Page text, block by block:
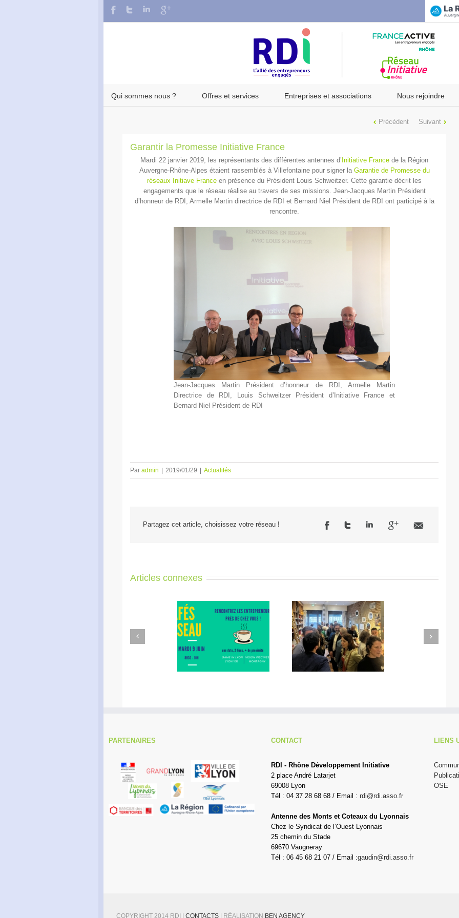
Qui sommes nous ? Offres et services Entreprises et associations Nous rejoindre
Précédent Suivant
Garantir la Promesse Initiative France
Mardi 22 janvier 2019, les représentants des différentes antennes d’ Initiative France de la Région
Auvergne-Rhône-Alpes étaient rassemblés à Villefontaine pour signer la Garantie de Promesse du
réseaux Initiave France en présence du Président Louis Schweitzer. Cette garantie décrit les
engagements que le réseau réalise au travers de ses missions. Jean-Jacques Martin Président
d’honneur de RDI, Armelle Martin directrice de RDI et Bernard Niel Président de RDI ont participé à la
rencontre.
Jean-Jacques Martin Président d’honneur de RDI, Armelle Martin
Directrice de RDI, Louis Schweitzer Président d’Initiative France et
Bernard Niel Président de RDI
Par admin 2019/01/29 Actualités
Partagez cet article, choisissez votre réseau !
Articles connexes
Café Réseau : créez votre
Apéro Réseau des
entrepreneurs
Matinale de l’innovation
chez Fricots
Previous
Next
PARTENAIRES CONTACT
RDI - Rhône Développement Initiative
2 place André Latarjet
69008 Lyon
Tél : 04 37 28 68 68 / Email :rdi@rdi.asso.fr
Antenne des Monts et Coteaux du Lyonnais
Chez le Syndicat de l’Ouest Lyonnais
25 chemin du Stade
69670 Vaugneray
Tél : 06 45 68 21 07 / Email :gaudin@rdi.asso.fr
LIENS
OSE
COPYRIGHT 2014 RDI | CONTACTS | RÉALISATION BEN AGENCY